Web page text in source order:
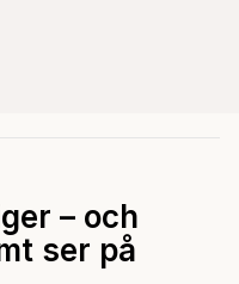
– och
ser på